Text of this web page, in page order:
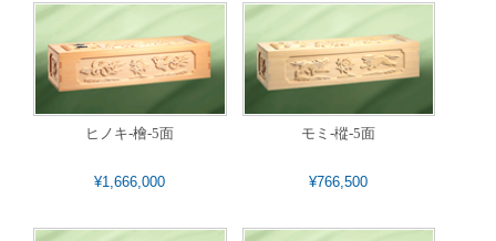
ヒノキ-檜-5面
¥1,666,000
モミ-樅-5面
¥766,500